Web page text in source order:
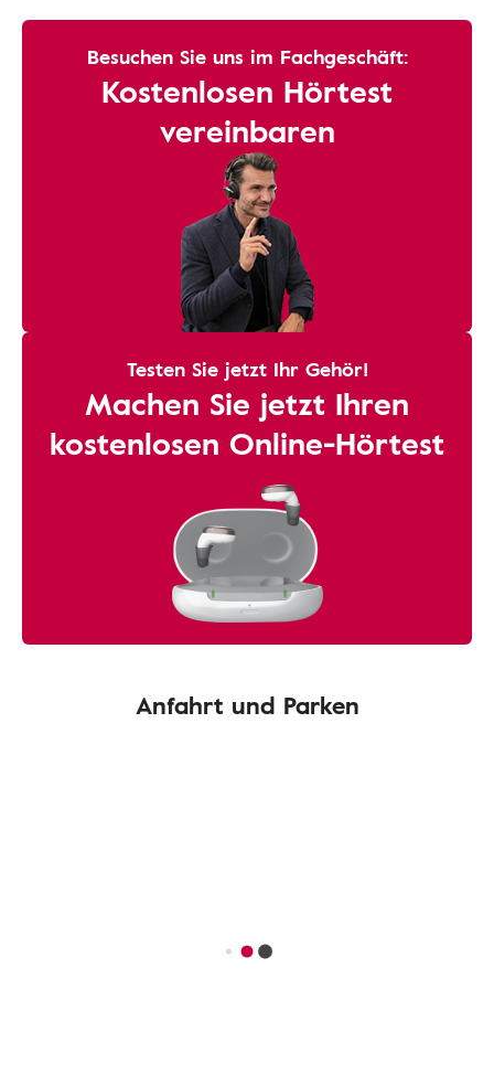
Besuchen Sie uns im Fachgeschäft:
Kostenlosen Hörtest
vereinbaren
Testen Sie jetzt Ihr Gehör!
Machen Sie jetzt Ihren
kostenlosen Online-Hörtest
Anfahrt und Parken